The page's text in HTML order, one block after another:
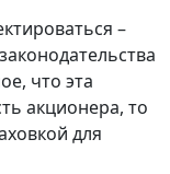
–
что эта
акционера, то
для